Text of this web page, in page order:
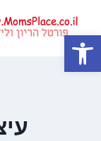
פתח סרגל נגישות
content